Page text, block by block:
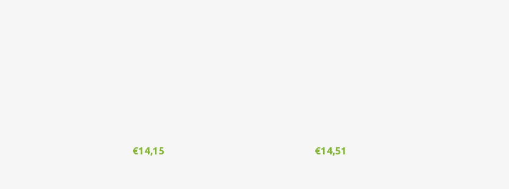
€14,15 €14,51